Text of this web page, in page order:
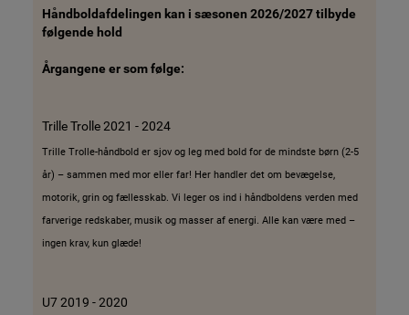
Håndboldafdelingen kan i sæsonen 2026/2027 tilbyde
følgende hold
Årgangene er som følge:
Trille Trolle 2021 - 2024
Trille Trolle-håndbold er sjov og leg med bold for de mindste børn (2-5
år) – sammen med mor eller far! Her handler det om bevægelse,
motorik, grin og fællesskab. Vi leger os ind i håndboldens verden med
farverige redskaber, musik og masser af energi. Alle kan være med –
ingen krav, kun glæde!
U7 2019 - 2020